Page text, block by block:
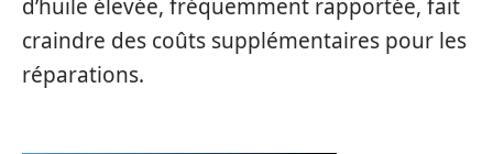
d’huile élevée, fréquemment rapportée, fait
craindre des coûts supplémentaires pour les
réparations.